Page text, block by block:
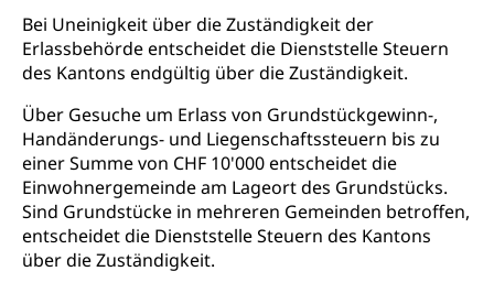
Bei Uneinigkeit über die Zuständigkeit der
Erlassbehörde entscheidet die Dienststelle Steuern
des Kantons endgültig über die Zuständigkeit.
Über Gesuche um Erlass von Grundstückgewinn-,
Handänderungs- und Liegenschaftssteuern bis zu
einer Summe von CHF 10'000 entscheidet die
Einwohnergemeinde am Lageort des Grundstücks.
Sind Grundstücke in mehreren Gemeinden betroffen,
entscheidet die Dienststelle Steuern des Kantons
über die Zuständigkeit.
Reisepass, Identitätskarte
Strassenverkehrsamt (Führerausweis,
Fahrzeugausweis)
Namensänderungen
Einbürgerungsverfahren
Einbürgerungen
Geburt
Geburtsurkunde, Geburtsschein, Geburtsanzeige
Familienzulagen (WAS Luzern)
Schwangerschaft / Geburt (gruezi.lu.ch)
Kinder und Jugendliche
Mündigkeit, Kindesschutz, Jugendschutz
Kinder- und Jugendförderung
Pflege / Pflegeheim